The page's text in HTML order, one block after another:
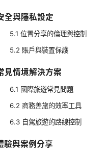
全與隱私設定
5.1 位置分享的倫理與控制
5.2 賬戶與裝置保護
見情境解決方案
6.1 國際旅遊常見問題
6.2 商務差旅的效率工具
6.3 自駕旅遊的路線控制
驗與案例分享